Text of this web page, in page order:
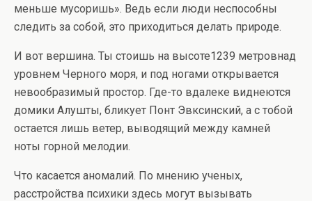
меньше мусоришь». Ведь если люди неспособны
следить за собой, это приходиться делать природе.
И вот вершина. Ты стоишь на высоте1239 метровнад
уровнем Черного моря, и под ногами открывается
невообразимый простор. Где-то вдалеке виднеются
домики Алушты, бликует Понт Эвксинский, а с тобой
остается лишь ветер, выводящий между камней
ноты горной мелодии.
Что касается аномалий. По мнению ученых,
расстройства психики здесь могут вызывать